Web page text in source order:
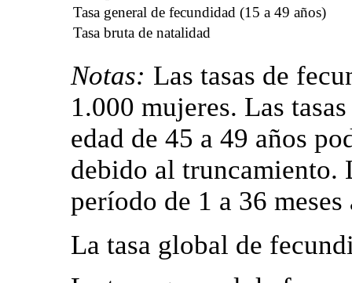
Tasa general de fecundidad (15 a 49 años)
Tasa bruta de natalidad
Notas: Las tasas de
1.000 mujeres. Las
edad de 45 a 49 años
debido al truncamiento.
período de 1 a 36
La tasa global de